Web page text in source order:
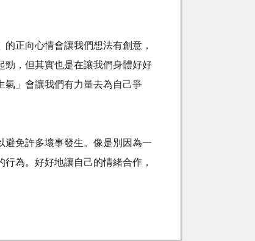
正向心情會讓我們想法有創意，
勁，但其實也是在讓我們身體好好
氣」會讓我們有力量去為自己爭
避免許多壞事發生。像是別因為一
為。好好地讓自己的情緒合作，